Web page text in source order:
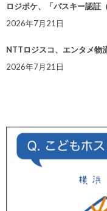
ロジポケ、「パスキー認証
2026年7月21日
NTTロジスコ、エンタメ
2026年7月21日